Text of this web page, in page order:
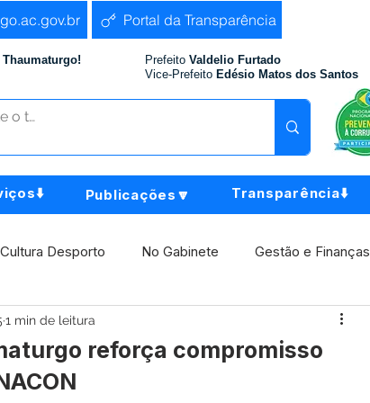
Portal da Transparência
Prefeito Valdelio Furtado
Vice-Prefeito Edésio Matos dos Santos
Publicações🔽 Transparência⬇️
Desporto No Gabinete Gestão e Finanças
Agricultura e Produção Meio Ambiente
Políticas Públicas
reforça compromisso
1 min de leitura